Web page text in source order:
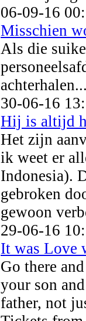
06-09-16
Misschien
Als die
30-06-16
Hij is altijd
Het zijn
ik weet er
Indonesia).
gebroken
gewoon
29-06-16
It was Love
Go there
your son
father, not